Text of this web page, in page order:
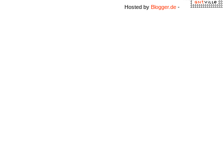
Hosted by Blogger.de -